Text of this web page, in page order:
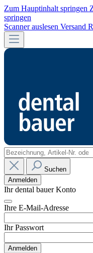
Zum Hauptinhalt springen
springen
Scanner auslesen Versand
Suchen
Anmelden
Ihr dental bauer Konto
Ihre E-Mail-Adresse
Ihr Passwort
Anmelden